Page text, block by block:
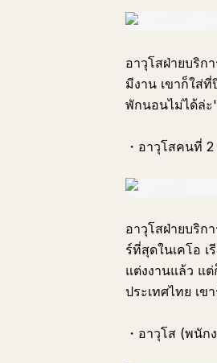
อาวุโสฝ่ายบริก
มีงาน เขาก็ใส่
พักนอนไม่ได้ล่ะ
・อาวุโสคนที่ 2
อาวุโสฝ่ายบริก
ร์ที่สุดในเคโอ
แต่งงานแล้ว แ
ประเทศไทย เ
・อาวุโส (พนัก